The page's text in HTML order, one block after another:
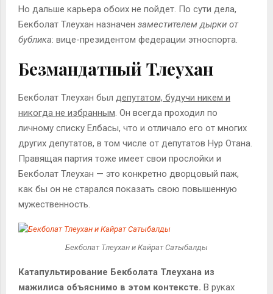
Но дальше карьера обоих не пойдет. По сути дела,
Бекболат Тлеухан назначен заместителем дырки от
бублика: вице-президентом федерации этноспорта.
Безмандатный Тлеухан
Бекболат Тлеухан был депутатом, будучи никем и
никогда не избранным. Он всегда проходил по
личному списку Елбасы, что и отличало его от многих
других депутатов, в том числе от депутатов Нур Отана.
Правящая партия тоже имеет свои прослойки и
Бекболат Тлеухан — это конкретно дворцовый паж,
как бы он не старался показать свою повышенную
мужественность.
Бекболат Тлеухан и Кайрат Сатыбалды
Катапультирование Бекболата Тлеухана из
мажилиса объяснимо в этом контексте. В руках